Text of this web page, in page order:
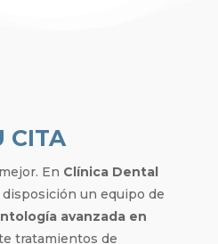
CITA
En Clínica Dental
un equipo de
avanzada en
tratamientos de